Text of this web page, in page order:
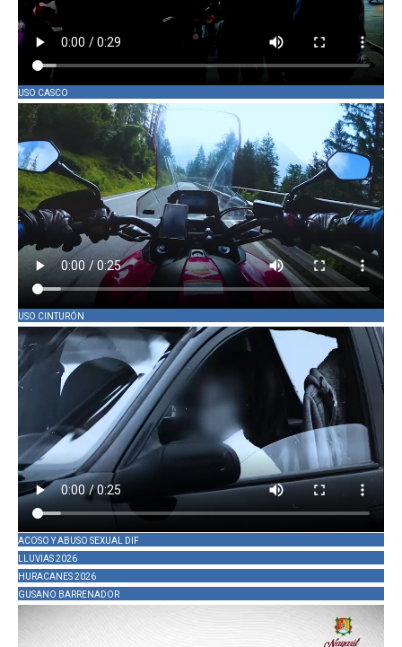
USO CASCO
USO CINTURÓN
ACOSO Y ABUSO SEXUAL DIF
LLUVIAS 2026
HURACANES 2026
GUSANO BARRENADOR